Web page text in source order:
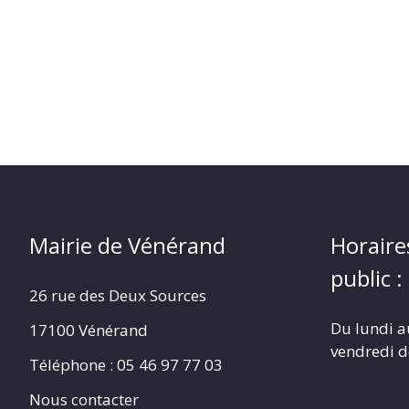
Mairie de Vénérand
26 rue des Deux Sources
17100 Vénérand
Téléphone : 05 46 97 77 03
Nous contacter
public :
Du lundi
vendredi